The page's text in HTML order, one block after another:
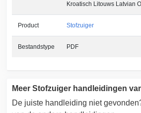
Kroatisch Litouws Latvian
Product Stofzuiger
Bestandstype PDF
Meer Stofzuiger handleidingen
De juiste handleiding niet